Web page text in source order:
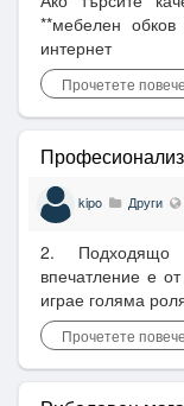
**мебелен
интернет
Прочетете повече
kipo Други
2. Подходящо
впечатление е
играе голяма
Прочетете повече